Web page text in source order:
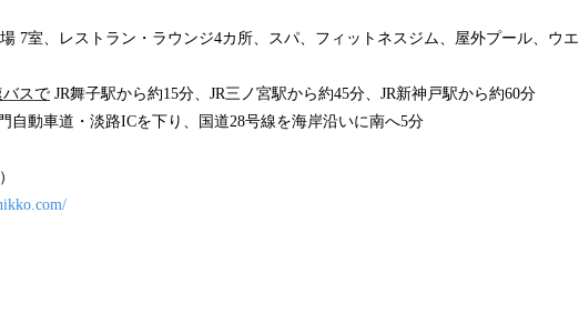
7室、レストラン・ラウンジ4カ所、スパ、フィットネスジム、屋外プール、ウエ
スで JR舞子駅から約15分、JR三ノ宮駅から約45分、JR新神戸駅から約60分
自動車道・淡路ICを下り、国道28号線を海岸沿いに南へ5分
表）